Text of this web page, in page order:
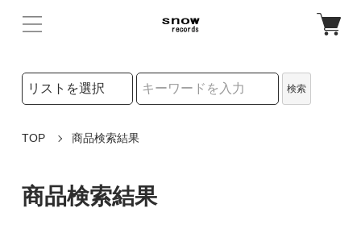
検索リストの選択
検索
TOP 商品検索結果
商品検索結果